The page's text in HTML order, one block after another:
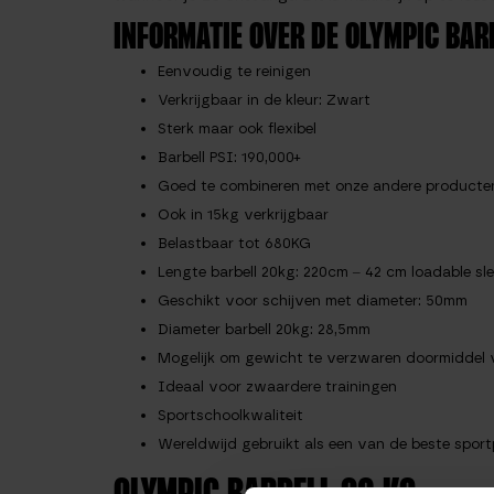
INFORMATIE OVER DE OLYMPIC
Eenvoudig te reinigen
Verkrijgbaar in de kleur: Zwart
Sterk maar ook flexibel
Barbell PSI: 190,000+
Goed te combineren met onze andere
Ook in 15kg verkrijgbaar
Belastbaar tot 680KG
Lengte barbell 20kg: 220cm – 42 cm loadable
Geschikt voor schijven met diameter: 50mm
Diameter barbell 20kg: 28,5mm
Mogelijk om gewicht te verzwaren doormiddel
Ideaal voor zwaardere trainingen
Sportschoolkwaliteit
Wereldwijd gebruikt als een van de beste